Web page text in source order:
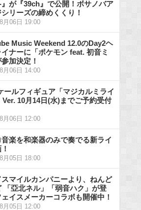
が『39ch』で公開！ボサノバア
リーズの締めくくり！
月06日 19:00
Music Weekend 12.0のDay2ヘ
イナーに「ポケモン feat. 初音ミ
加決定！
月06日 14:00
ールフィギュア「マジカルミライ
Ver. 10月14日(水)までご予約受付
月06日 12:00
楽を和楽器のみで奏でる新ライ
月05日 18:00
スマイルカンパニーより、ねんど
「亞北ネル」「弱音ハク」が登
イスメーカーコラボも開催中！
月05日 12:00